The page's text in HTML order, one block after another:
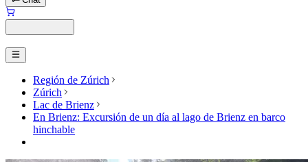
Región de Zúrich
Zúrich
Lac de Brienz
En Brienz: Excursión de un día al lago de Brienz en barco
hinchable